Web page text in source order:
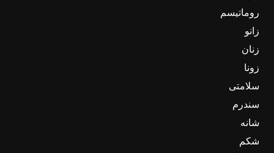
روماتیسم
زانو
زنان
زونا
سلامتی
سندرم
شانه
شکم